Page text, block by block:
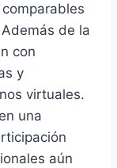
de la
con
y
virtuales.
una
aún